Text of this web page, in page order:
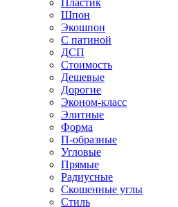
Пластик
Шпон
Экошпон
С патиной
ДСП
Стоимость
Дешевые
Дорогие
Эконом-класс
Элитные
Форма
П-образные
Угловые
Прямые
Радиусные
Скошенные углы
Стиль